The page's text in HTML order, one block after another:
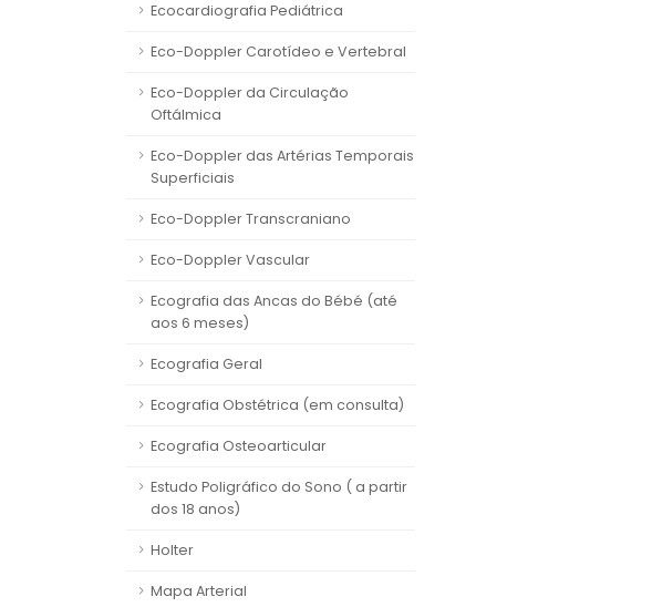
Ecocardiografia Pediátrica
Eco-Doppler Carotídeo e Vertebral
Eco-Doppler da Circulação
Oftálmica
Eco-Doppler das Artérias Temporais
Superficiais
Eco-Doppler Transcraniano
Eco-Doppler Vascular
Ecografia das Ancas do Bébé (até
aos 6 meses)
Ecografia Geral
Ecografia Obstétrica (em consulta)
Ecografia Osteoarticular
Estudo Poligráfico do Sono ( a partir
dos 18 anos)
Holter
Mapa Arterial